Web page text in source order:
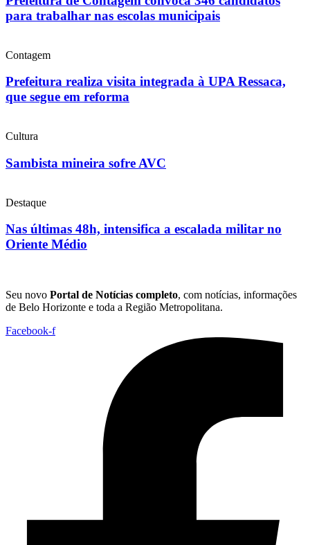
para trabalhar nas escolas municipais
Contagem
Prefeitura realiza visita integrada à UPA Ressaca,
que segue em reforma
Cultura
Sambista mineira sofre AVC
Destaque
Nas últimas 48h, intensifica a escalada militar no
Oriente Médio
Seu novo Portal de Notícias completo, com notícias, informações
de Belo Horizonte e toda a Região Metropolitana.
Facebook-f